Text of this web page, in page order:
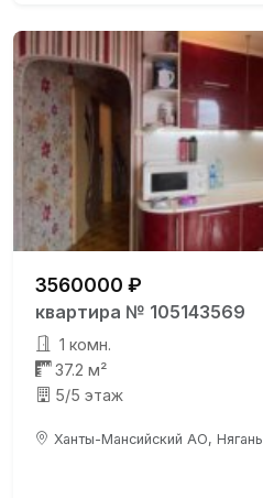
3560000 ₽
квартира № 105143569
1 комн.
37.2 м²
5/5 этаж
Ханты-Мансийский АО,